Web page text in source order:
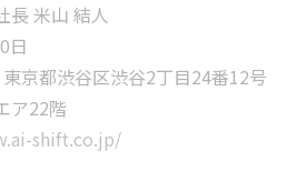
米山 結人
日
京都渋谷区渋谷2丁目24番12号
ア22階
shift.co.jp/